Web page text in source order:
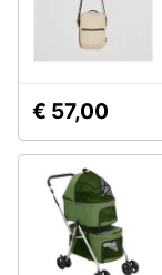
€ 57,00